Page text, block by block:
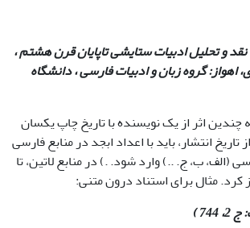
نقد و تحلیل ادبیات ستایشی تاپایان قرن هشتم ،
اهواز: گروه زبان و ادبیات فارسی ، دانشگاه
که چندین اثر از یک نویسنده با تاریخ چاپ یکسان
انتشار، باید با اعداد ابجد در منابع فارسی
(الف، ب، ج. ..) وارد شود. .) در منابع لاتین، تا
کرد. مثال برای استناد درون متنی: